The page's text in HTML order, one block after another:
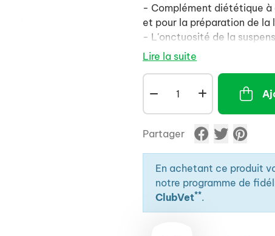
- Complément diététique
et pour la préparation de la
- L'onctuosité de la
et le goût aromatisé
Lire la suite
Partager
En achetant ce produit
notre programme de
ClubVet**.